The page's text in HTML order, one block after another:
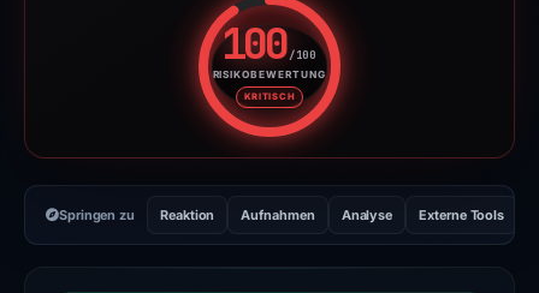
100/100
RISIKOBEWERTUNG
KRITISCH
Risikobewertung: 100 von
Springen zu Reaktion Aufnahmen Analyse Externe Tools